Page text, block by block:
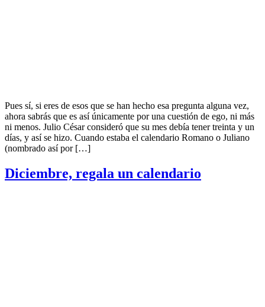
Pues sí, si eres de esos que se han hecho esa pregunta alguna vez,
ahora sabrás que es así únicamente por una cuestión de ego, ni más
ni menos. Julio César consideró que su mes debía tener treinta y un
días, y así se hizo. Cuando estaba el calendario Romano o Juliano
(nombrado así por […]
Diciembre, regala un calendario